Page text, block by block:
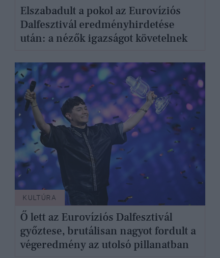
Elszabadult a pokol az Eurovíziós
Dalfesztivál eredményhirdetése
után: a nézők igazságot követelnek
KULTÚRA
Ő lett az Eurovíziós Dalfesztivál
győztese, brutálisan nagyot fordult a
végeredmény az utolsó pillanatban